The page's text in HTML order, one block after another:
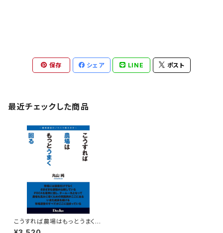
保存 シェア LINE ポスト
最近チェックした商品
こうすれば農場はもっとうまく回
る